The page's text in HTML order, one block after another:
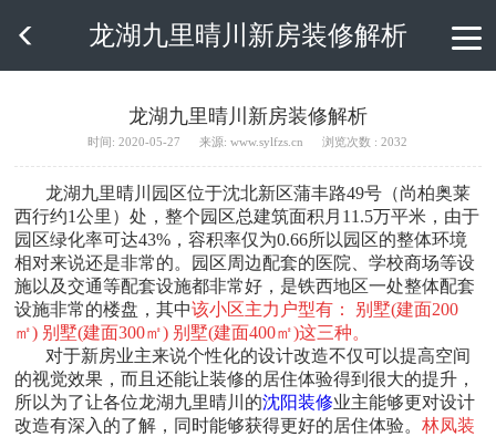
 龙湖九里晴川新房装修解析
龙湖九里晴川新房装修解析
时间: 2020-05-27 来源: www.sylfzs.cn 浏览次数 : 2032
龙湖九里晴川园区位于沈北新区蒲丰路49号（尚柏奥莱
西行约1公里）处，整个园区总建筑面积月11.5万平米，由于
园区绿化率可达43%，容积率仅为0.66所以园区的整体环境
相对来说还是非常的。园区周边配套的医院、学校商场等设
施以及交通等配套设施都非常好，是铁西地区一处整体配套
设施非常的楼盘，其中该小区主力户型有： 别墅(建面200
㎡) 别墅(建面300㎡) 别墅(建面400㎡)这三种。
对于新房业主来说个性化的设计改造不仅可以提高空间
的视觉效果，而且还能让装修的居住体验得到很大的提升，
所以为了让各位龙湖九里晴川的沈阳装修业主能够更对设计
改造有深入的了解，同时能够获得更好的居住体验。林凤装